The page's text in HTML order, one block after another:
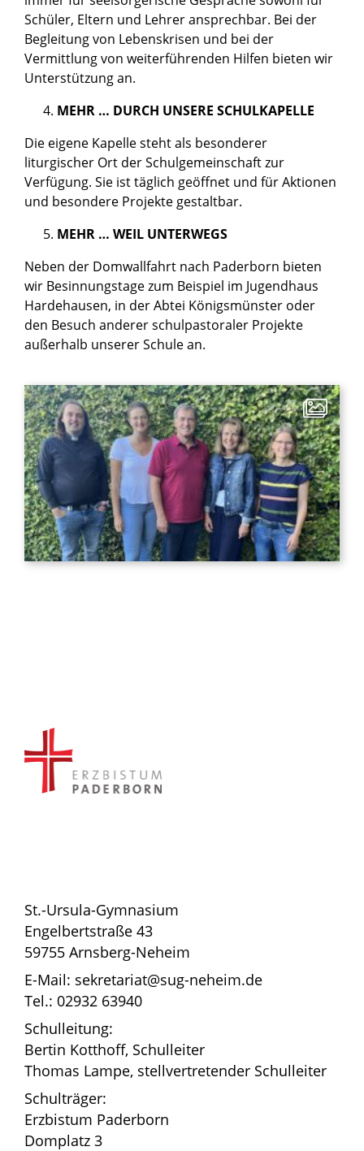
Schüler, Eltern und Lehrer ansprechbar. Bei der
Begleitung von Lebenskrisen und bei der
Vermittlung von weiterführenden Hilfen bieten wir
Unterstützung an.
MEHR … DURCH UNSERE SCHULKAPELLE
Die eigene Kapelle steht als besonderer
liturgischer Ort der Schulgemeinschaft zur
Verfügung. Sie ist täglich geöffnet und für Aktionen
und besondere Projekte gestaltbar.
MEHR … WEIL UNTERWEGS
Neben der Domwallfahrt nach Paderborn bieten
wir Besinnungstage zum Beispiel im Jugendhaus
Hardehausen, in der Abtei Königsmünster oder
den Besuch anderer schulpastoraler Projekte
außerhalb unserer Schule an.
St.-Ursula-Gymnasium
Engelbertstraße 43
59755 Arnsberg-Neheim
E-Mail: sekretariat@sug-neheim.de
Tel.: 02932 63940
Schulleitung:
Bertin Kotthoff, Schulleiter
Thomas Lampe, stellvertretender Schulleiter
Schulträger:
Erzbistum Paderborn
Domplatz 3